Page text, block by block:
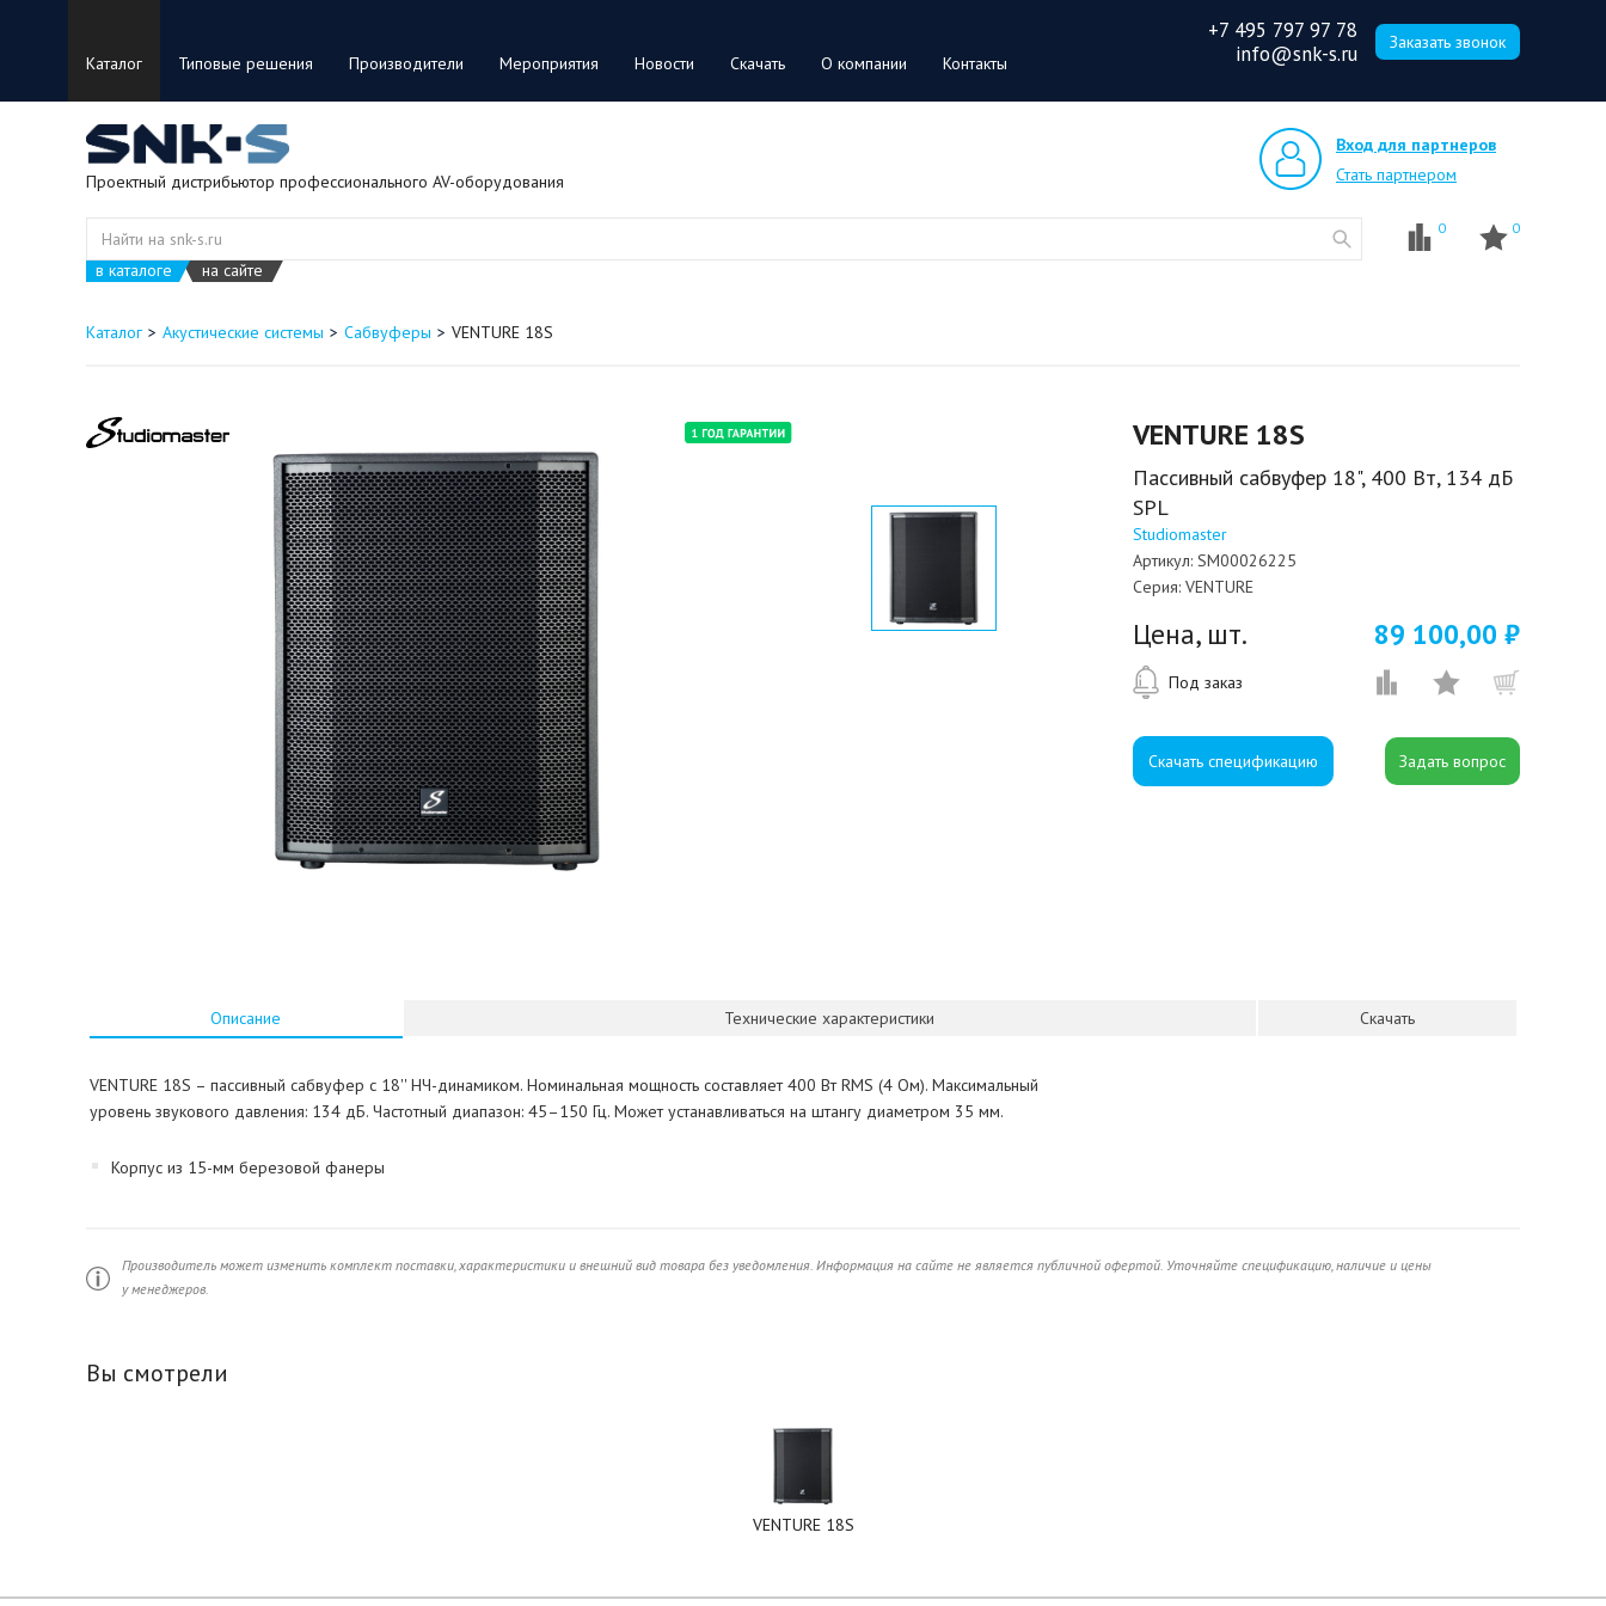
Каталог Типовые решения Производители Мероприятия Новости Скачать О компании Контакты
+7 495 797 97 78
info@snk-s.ru
Заказать звонок
Проектный дистрибьютор профессионального AV-оборудования
Вход для партнеров
Стать партнером
в каталоге на сайте
0 0
Каталог Акустические системы Сабвуферы VENTURE 18S
VENTURE 18S
Пассивный сабвуфер 18", 400 Вт, 134 дБ
SPL
Studiomaster
Артикул: SM00026225
Серия: VENTURE
Цена, шт. 89 100,00 ₽
Под заказ
Скачать спецификацию
Описание Технические характеристики Скачать
VENTURE 18S – пассивный сабвуфер c 18'' НЧ-динамиком. Номинальная мощность составляет 400 Вт RMS (4 Ом). Максимальный
уровень звукового давления: 134 дБ. Частотный диапазон: 45–150 Гц. Может устанавливаться на штангу диаметром 35 мм.
Корпус из 15-мм березовой фанеры
Производитель может изменить комплект поставки, характеристики и внешний вид товара без уведомления. Информация на сайте не является публичной офертой. Уточняйте спецификацию, наличие и цены
у менеджеров.
Вы смотрели
VENTURE 18S